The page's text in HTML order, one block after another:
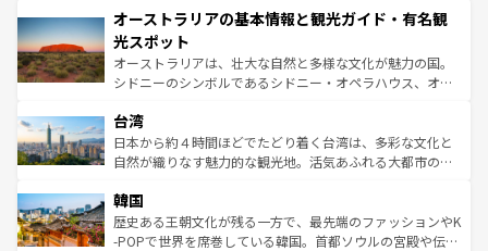
部のニューオーリンズでは、音楽と美食が融合した独特の
文化が魅力。旅行者はアメリカの各地域で異なる魅力を楽
しみながら、その多様性と豊かな歴史を感じることができ
るだろう。車でのロードトリップや列車の旅も、アメリカ
情報は
ワイ島は見逃せない。また、定番の観光地といえばオアフ
島だが、静かな自然を求めるならマウイ島やカウアイ島が
おすすめ。エメラルドグリーンに輝く海をはじめ、豊かな
文化や歴史が息づいている。「アロハスピリット」と呼ば
人々、おいしいローカルフードやハワイアンミュージッ
ク、伝統的なフラダンスなど、すべてがハワイの魅力を彩
っている。訪れるたびに新しい発見と感動が待っているハ
はコンテンツ一覧
オーストラリアの基本情報と観光ガイド・有名観
光スポット
オーストラリアは、壮大な自然と多様な文化が魅力の国。
シドニーのシンボルであるシドニー・オペラハウス、オー
リアリーフや大陸中央部にそびえるウルル（エアーズロッ
ク）、タスマニアの美しい原生林やケアンズの熱帯雨林な
ど、見どころがたくさん。また、カフェやワイン、オージ
いる。アクティビティも充実しており、サーフィンやダイ
ビング、ハイキングなど、アウトドア好きにはたまらな
い。オーストラリアの多彩な魅力を存分に味わいつくそ
台湾
日本から約４時間ほどでたどり着く台湾は、多彩な文化と
自然が織りなす魅力的な観光地。活気あふれる大都市の台
ン）、静ひつな山岳地帯である台湾東部など、都市の喧騒
と山間の静けさが共存しており、訪れる人に新しい発見と
驚きをもたらしてくれる。また、奥深い台湾の食文化も魅
韓国
歴史ある王朝文化が残る一方で、最先端のファッションやK
-POPで世界を席巻している韓国。首都ソウルの宮殿や伝統